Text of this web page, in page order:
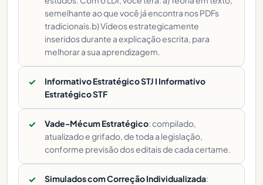
semelhante ao que você já encontra nos PDFs
tradicionais.b) Vídeos estrategicamente
inseridos durante a explicação escrita, para
melhorar a sua aprendizagem.
Informativo Estratégico STJ I Informativo
Estratégico STF
Vade-Mécum Estratégico: compilado,
atualizado e grifado, de toda a legislação,
conforme previsão dos editais de cada certame.
Simulados com Correção Individualizada: